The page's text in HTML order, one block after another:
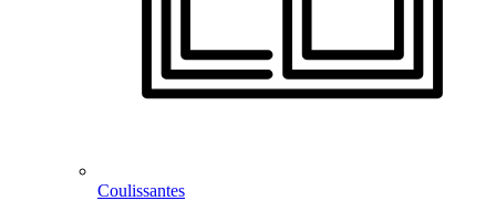
Coulissantes